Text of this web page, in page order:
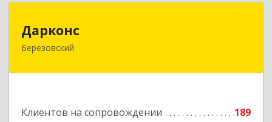
Дарконс
Березовский
Клиентов на сопровождении 189
623700, Свердловская обл, Березовский г,